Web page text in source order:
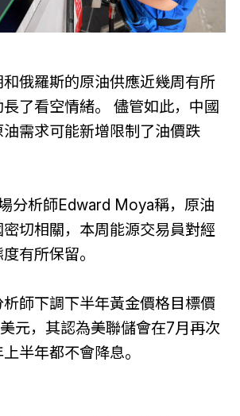
俄羅斯的原油供應近幾周有所
了看空情緒。 儘管如此，中國
需求可能新增限制了油價跌
分析師Edward Moya稱，原油
切相關，本周能源交易員對經
有所保留。
師下調下半年黃金價格目標價
元，其認為美聯儲會在7月再次
半年都不會降息。